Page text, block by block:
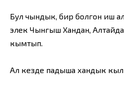
Бул чындык, бир болгон иш
элек Чынгыш Хандан,
кымтып.
Ал кезде падыша хандык